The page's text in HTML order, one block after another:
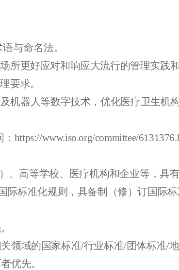
与命名法。
所更好应对和响应大流行的管理实践和
要求。
机器人等数字技术，优化医疗卫生机
： https://www.iso.org/committee/
、 高等学校、 医疗机构和企业等，具
际标准化规则，具备制（修）订国际标
。
领域的国家标准/行业标准/团体标准/地
优先。